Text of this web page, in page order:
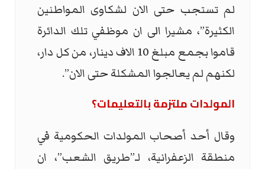
لم تستجب حتى الان لشكاوى المواطنين
الكثيرة”، مشيرا الى ان موظفي تلك الدائرة
قاموا بجمع مبلغ 10 الاف دينار، من كل دار،
لكنهم لم يعالجوا المشكلة حتى الان”.
المولدات ملتزمة بالتعليمات؟
وقال أحد أصحاب المولدات الحكومية في
منطقة الزعفرانية، لـ”طريق الشعب”، ان